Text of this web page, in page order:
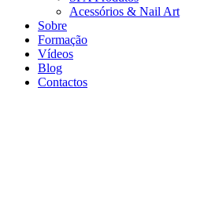
Acessórios & Nail Art
Sobre
Formação
Vídeos
Blog
Contactos